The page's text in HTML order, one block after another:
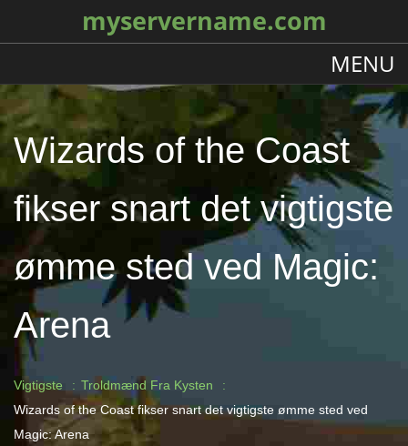
myservername.com
MENU
Wizards of the Coast
fikser snart det vigtigste
ømme sted ved Magic:
Arena
Vigtigste
Troldmænd Fra Kysten
Wizards of the Coast fikser snart det vigtigste ømme sted ved
Magic: Arena